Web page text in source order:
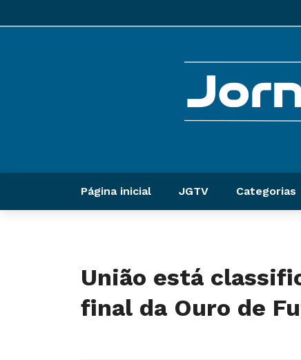
Página inicial JGTV Categorias
União está
final da Ouro de